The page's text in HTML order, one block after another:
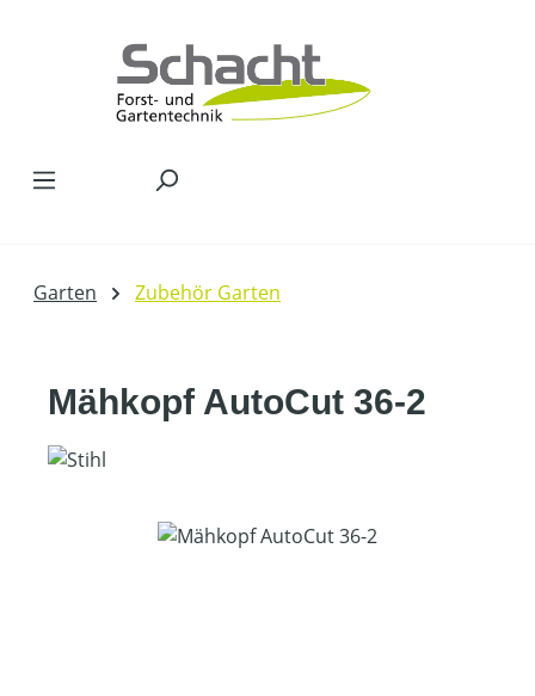
Garten Zubehör Garten
Mähkopf AutoCut 36-2
Bildergalerie überspringen